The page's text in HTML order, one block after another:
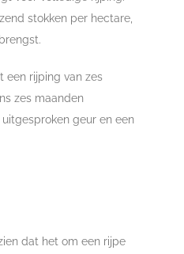
stokken per hectare,
een rijping van zes
zes maanden
geur en een
dat het om een rijpe